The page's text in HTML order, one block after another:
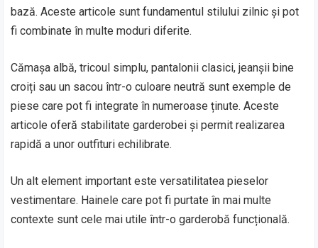
bază. Aceste articole sunt fundamentul stilului zilnic și pot
fi combinate în multe moduri diferite.
Cămașa albă, tricoul simplu, pantalonii clasici, jeanșii bine
croiți sau un sacou într-o culoare neutră sunt exemple de
piese care pot fi integrate în numeroase ținute. Aceste
articole oferă stabilitate garderobei și permit realizarea
rapidă a unor outfituri echilibrate.
Un alt element important este versatilitatea pieselor
vestimentare. Hainele care pot fi purtate în mai multe
contexte sunt cele mai utile într-o garderobă funcțională.